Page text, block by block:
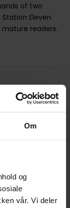
Om
og
vår. Vi deler
of two
Eleven
readers.